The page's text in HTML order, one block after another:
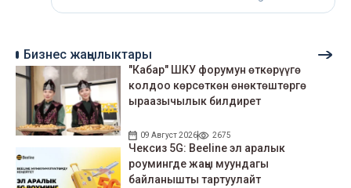
Бизнес жаңылыктары
"Кабар" ШКУ форумун өткөрүүгө
колдоо көрсөткөн өнөктөштөргө
ыраазычылык билдирет
09 Август 2026 2675
Чексиз 5G: Beeline эл аралык
роумингде жаңы муундагы
байланышты тартуулайт